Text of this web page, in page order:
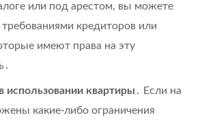
или под арестом, вы можете
требованиями кредиторов или
имеют права на эту
использовании квартиры ․ Если на
какие-либо ограничения